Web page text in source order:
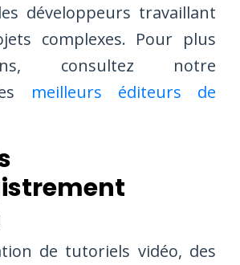
développeurs travaillant
complexes. Pour plus
consultez notre
meilleurs éditeurs de
de tutoriels vidéo, des